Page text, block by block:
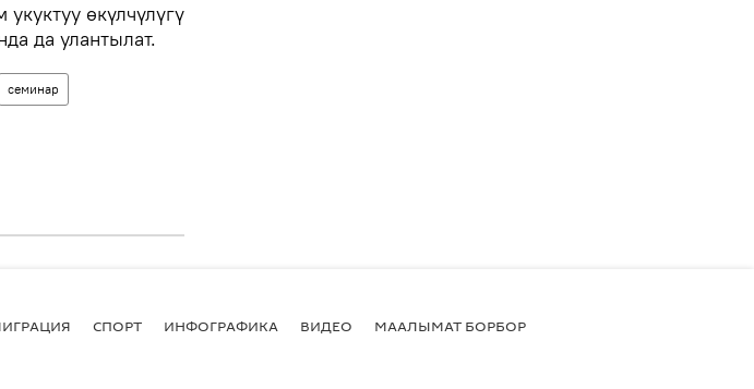
өкүлчүлүгү
да улантылат.
семинар
СПОРТ ИНФОГРАФИКА ВИДЕО МААЛЫМАТ БОРБОР